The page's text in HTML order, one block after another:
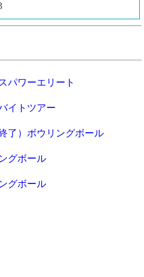
パワーエリート
イトツアー
終了）ボウリングボール
グボール
グボール